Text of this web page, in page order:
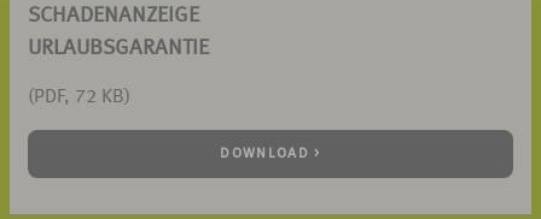
SCHADENANZEIGE
URLAUBSGARANTIE
(PDF, 72 KB)
DOWNLOAD >